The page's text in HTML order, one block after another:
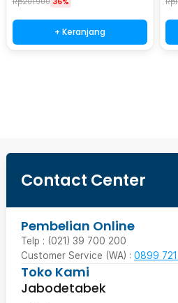
+ Keranjang
Contact Center
Pembelian Online
Telp : (021) 39 700 200
Customer Service (WA) : 0899
Toko Kami
Jabodetabek